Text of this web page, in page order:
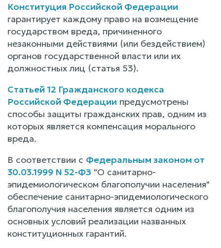
Конституция Российской Федерации
гарантирует каждому право на возмещение
государством вреда, причиненного
незаконными действиями (или бездействием)
органов государственной власти или их
должностных лиц (статья 53).
Статьей 12 Гражданского кодекса
Российской Федерации предусмотрены
способы защиты гражданских прав, одним из
которых является компенсация морального
вреда.
В соответствии с Федеральным законом от
30.03.1999 N 52-ФЗ "О санитарно-
эпидемиологическом благополучии населения"
обеспечение санитарно-эпидемиологического
благополучия населения является одним из
основных условий реализации названных
конституционных гарантий.